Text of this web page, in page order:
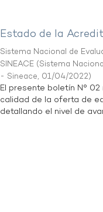
Estado de la
Sistema Nacional de
SINEACE (Sistema
- Sineace, 01/04/2022)
El presente boletín N°
calidad de la oferta de
detallando el nivel de